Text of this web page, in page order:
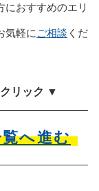
おすすめのエリ
気軽に ご相談 くだ
リック ▼
へ進む